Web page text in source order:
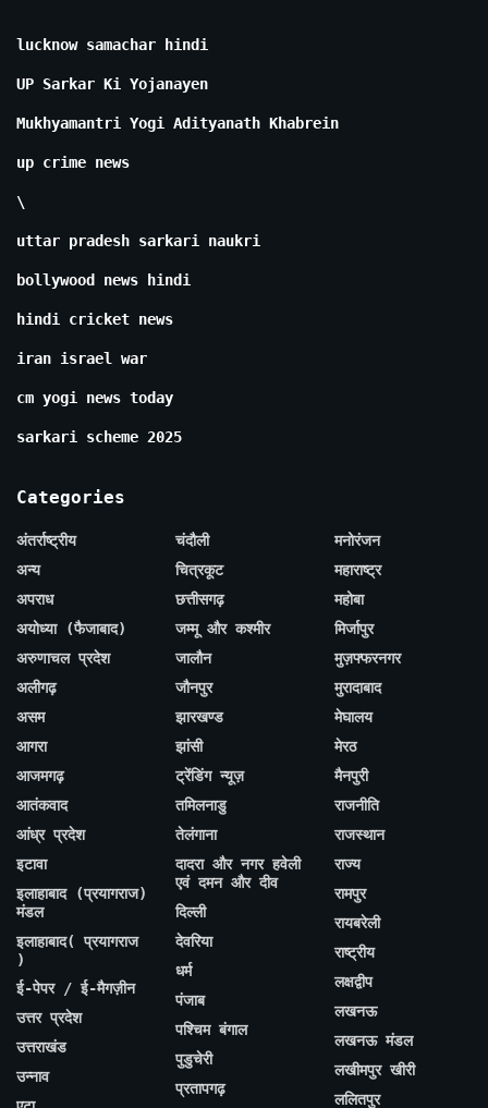
lucknow samachar hindi
UP Sarkar Ki Yojanayen
Mukhyamantri Yogi Adityanath Khabrein
up crime news
\
uttar pradesh sarkari naukri
bollywood news hindi
hindi cricket news
iran israel war
cm yogi news today
sarkari scheme 2025
Categories
अंतर्राष्ट्रीय
अन्य
अपराध
अयोध्या (फैजाबाद)
अरुणाचल प्रदेश
अलीगढ़
असम
आगरा
आजमगढ़
आतंकवाद
आंध्र प्रदेश
इटावा
इलाहाबाद (प्रयागराज)
मंडल
इलाहाबाद( प्रयागराज
)
ई-पेपर / ई-मैगज़ीन
उत्तर प्रदेश
उत्तराखंड
उन्नाव
चंदौली
चित्रकूट
छत्तीसगढ़
जम्मू और कश्मीर
जालौन
जौनपुर
झारखण्ड
झांसी
ट्रेंडिंग न्यूज़
तमिलनाडु
तेलंगाना
दादरा और नगर हवेली
एवं दमन और दीव
दिल्ली
देवरिया
धर्म
पंजाब
पश्चिम बंगाल
पुडुचेरी
प्रतापगढ़
मनोरंजन
महाराष्ट्र
महोबा
मिर्जापुर
मुज़फ्फरनगर
मुरादाबाद
मेघालय
मेरठ
मैनपुरी
राजनीति
राजस्थान
राज्य
रामपुर
रायबरेली
राष्ट्रीय
लक्षद्वीप
लखनऊ
लखनऊ मंडल
लखीमपुर खीरी
ललितपुर